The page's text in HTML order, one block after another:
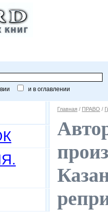
и в оглавлении
Главная / ПРАВО /